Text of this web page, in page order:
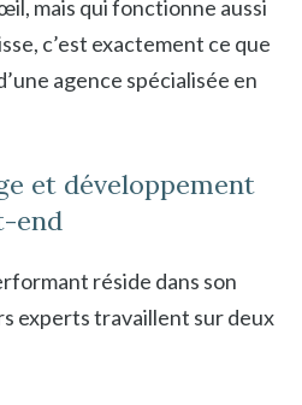
mais qui fonctionne aussi
c’est exactement ce que
agence spécialisée en
et développement
end
réside dans son
experts travaillent sur deux